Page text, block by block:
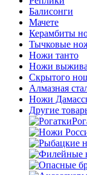
Балисонги
Мачете
Керамбиты
Тычковые
Ножи танто
Ножи
Скрытого
Алмазная
Ножи
Другие